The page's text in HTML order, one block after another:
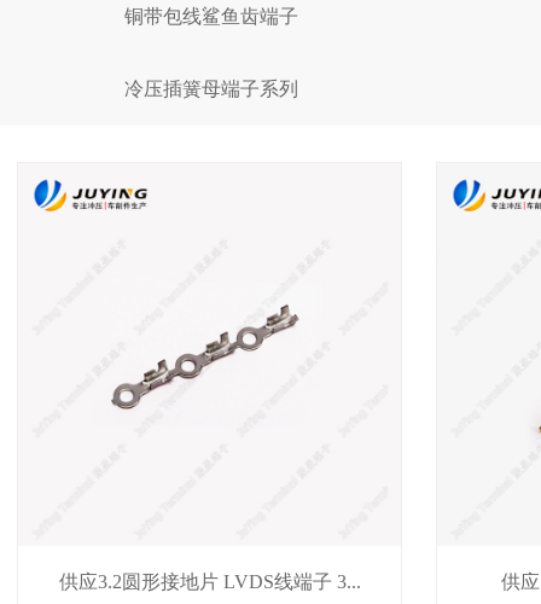
铜带包线鲨鱼齿端子
冷压插簧母端子系列
供应3.2圆形接地片 LVDS线端子 3... 供